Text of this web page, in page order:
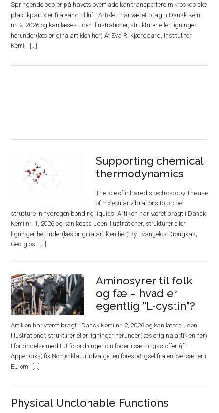
Springende bobler på havets overflade kan transportere mikroskopiske
plastikpartikler fra vand til luft. Artiklen har været bragt i Dansk Kemi
nr. 2, 2026 og kan læses uden illustrationer, strukturer eller ligninger
herunder(læs originalartiklen her) Af Eva R. Kjærgaard, Institut for
Kemi,
Supporting chemical
thermodynamics
The role of infrared spectroscopy The use
of molecular vibrations to probe
structure in hydrogen bonding liquids. Artiklen har været bragt i Dansk
Kemi nr. 1, 2026 og kan læses uden illustrationer, strukturer eller
ligninger herunder(læs originalartiklen her) By Evangelos Drougkas,
Georgios
Aminosyrer til folk
og fæ – hvad er
egentlig ”L-cystin”?
Artiklen har været bragt i Dansk Kemi nr. 2, 2026 og kan læses uden
illustrationer, strukturer eller ligninger herunder(læs originalartiklen her)
I forbindelse med EU-forordninger om fodertilsætningsstoffer (jf.
Appendiks) fik Nomenklaturudvalget en forespørgsel fra en oversætter i
EU om
Physical Unclonable Functions